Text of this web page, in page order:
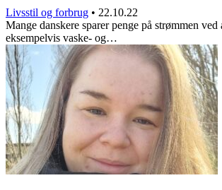
Livsstil og forbrug • 22.10.22
Mange danskere sparer penge på strømmen ved
eksempelvis vaske- og…